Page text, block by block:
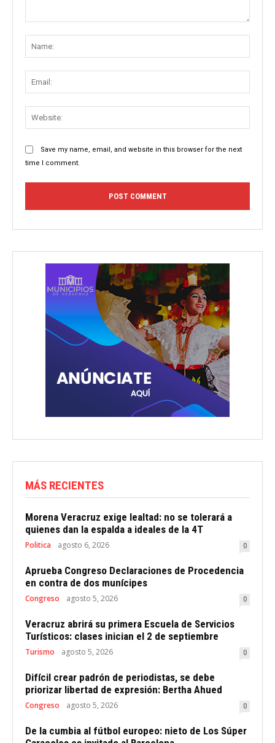
Save my name, email, and website in this browser for the next
time I comment.
MÁS RECIENTES
Morena Veracruz exige lealtad: no se tolerará a
quienes dan la espalda a ideales de la 4T
Politica agosto 6, 2026 0
Aprueba Congreso Declaraciones de Procedencia
en contra de dos munícipes
Congreso agosto 5, 2026 0
Veracruz abrirá su primera Escuela de Servicios
Turísticos: clases inician el 2 de septiembre
Turismo agosto 5, 2026 0
Difícil crear padrón de periodistas, se debe
priorizar libertad de expresión: Bertha Ahued
Congreso agosto 5, 2026 0
De la cumbia al fútbol europeo: nieto de Los Súper